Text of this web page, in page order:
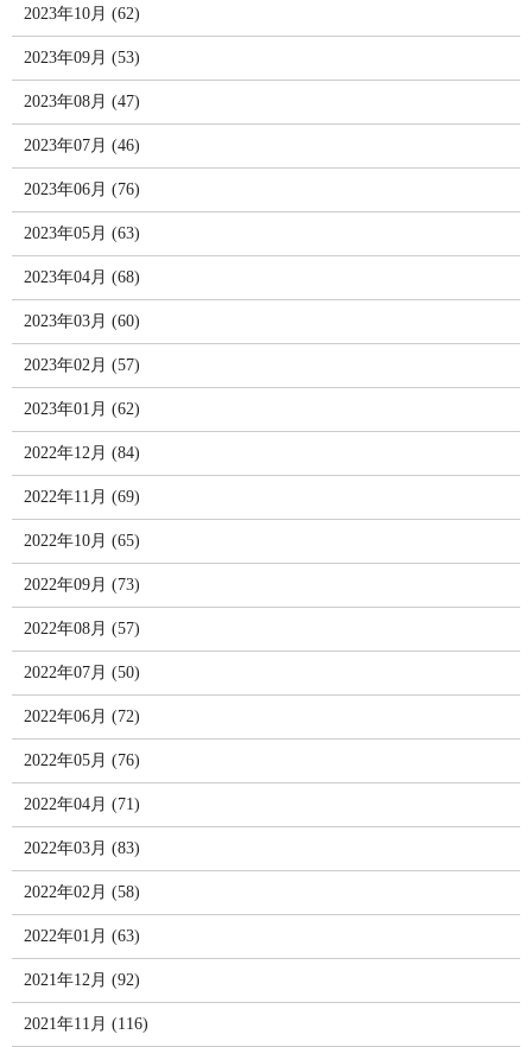
2023年10月 (62)
2023年09月 (53)
2023年08月 (47)
2023年07月 (46)
2023年06月 (76)
2023年05月 (63)
2023年04月 (68)
2023年03月 (60)
2023年02月 (57)
2023年01月 (62)
2022年12月 (84)
2022年11月 (69)
2022年10月 (65)
2022年09月 (73)
2022年08月 (57)
2022年07月 (50)
2022年06月 (72)
2022年05月 (76)
2022年04月 (71)
2022年03月 (83)
2022年02月 (58)
2022年01月 (63)
2021年12月 (92)
2021年11月 (116)